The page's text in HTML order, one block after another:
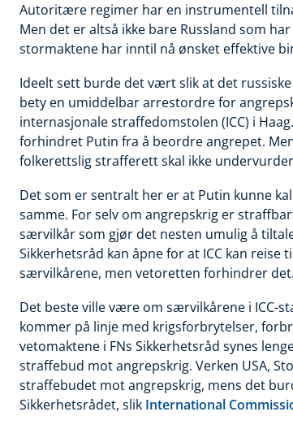
Autoritære regimer har en instrumentell
Men det er altså ikke bare Russland som
stormaktene har inntil nå ønsket effektive
Ideelt sett burde det vært slik at det
bety en umiddelbar arrestordre for
internasjonale straffedomstolen (ICC) i
forhindret Putin fra å beordre angrepet.
folkerettslig strafferett skal ikke
Det som ersentralt her er at Putin kunne
samme. For selv om angrepskrig er
særvilkår som gjør det nesten umulig å
Sikkerhetsråd kan åpne for at ICC kan
særvilkårene, men vetoretten forhindrer det.
Det besteville være om særvilkårene i ICC-
kommer på linje med krigsforbrytelser,
vetomaktene i FNs Sikkerhetsråd synes
straffebud mot angrepskrig. Verken USA,
straffebudet mot angrepskrig, mens det
Sikkerhetsrådet, slik International